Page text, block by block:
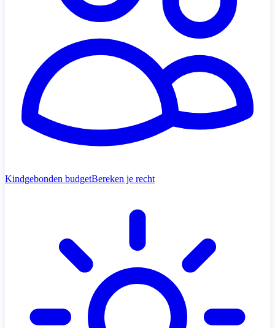
Kindgebonden budgetBereken je recht